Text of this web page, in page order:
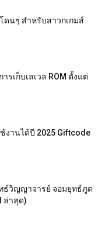
ดนๆ สำหรับสาวกเกมส์
รเก็บเลเวล ROM ตั้งแต่
งานได้ปี 2025 Giftcode
ธ์วิญญาจารย์ จอมยุทธ์ภูต
ล่าสุด)